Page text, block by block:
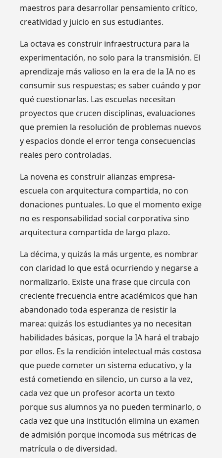
maestros para desarrollar pensamiento crítico,
creatividad y juicio en sus estudiantes.
La octava es construir infraestructura para la
experimentación, no solo para la transmisión. El
aprendizaje más valioso en la era de la IA no es
consumir sus respuestas; es saber cuándo y por
qué cuestionarlas. Las escuelas necesitan
proyectos que crucen disciplinas, evaluaciones
que premien la resolución de problemas nuevos
y espacios donde el error tenga consecuencias
reales pero controladas.
La novena es construir alianzas empresa-
escuela con arquitectura compartida, no con
donaciones puntuales. Lo que el momento exige
no es responsabilidad social corporativa sino
arquitectura compartida de largo plazo.
La décima, y quizás la más urgente, es nombrar
con claridad lo que está ocurriendo y negarse a
normalizarlo. Existe una frase que circula con
creciente frecuencia entre académicos que han
abandonado toda esperanza de resistir la
marea: quizás los estudiantes ya no necesitan
habilidades básicas, porque la IA hará el trabajo
por ellos. Es la rendición intelectual más costosa
que puede cometer un sistema educativo, y la
está cometiendo en silencio, un curso a la vez,
cada vez que un profesor acorta un texto
porque sus alumnos ya no pueden terminarlo, o
cada vez que una institución elimina un examen
de admisión porque incomoda sus métricas de
matrícula o de diversidad.